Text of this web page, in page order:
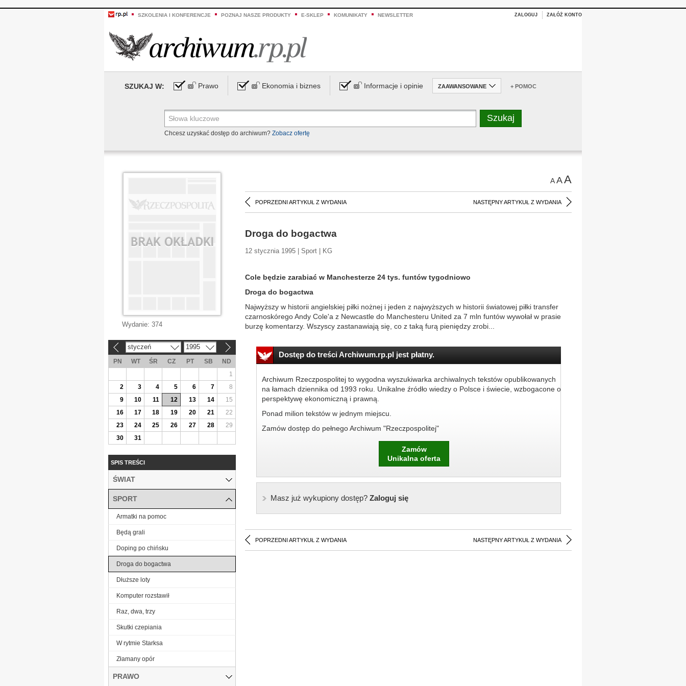
SZKOLENIA I KONFERENCJE POZNAJ NASZE PRODUKTY E-SKLEP KOMUNIKATY NEWSLETTER ZALOGUJ ZAŁÓŻ KONTO
SZUKAJ W: Prawo Ekonomia i biznes Informacje i opinie ZAAWANSOWANE + POMOC
Chcesz uzyskać dostęp do archiwum? Zobacz ofertę
AAA
POPRZEDNI ARTYKUŁ Z WYDANIA NASTĘPNY ARTYKUŁ Z WYDANIA
Droga do bogactwa
12 stycznia 1995 | Sport | KG
Cole będzie zarabiać w Manchesterze 24 tys. funtów tygodniowo
Droga do bogactwa
Najwyższy w historii angielskiej piłki nożnej i jeden z najwyższych w historii światowej piłki transfer
czarnoskórego Andy Cole'a z Newcastle do Manchesteru United za 7 mln funtów wywołał w prasie
burzę komentarzy. Wszyscy zastanawiają się, co z taką furą pieniędzy zrobi...
Dostęp do treści Archiwum.rp.pl jest płatny.
Archiwum Rzeczpospolitej to wygodna wyszukiwarka archiwalnych tekstów opublikowanych
na łamach dziennika od 1993 roku. Unikalne źródło wiedzy o Polsce i świecie, wzbogacone o
perspektywę ekonomiczną i prawną.
Ponad milion tekstów w jednym miejscu.
Zamów dostęp do pełnego Archiwum "Rzeczpospolitej"
Zamów
Unikalna oferta
Masz już wykupiony dostęp?Zaloguj się
POPRZEDNI ARTYKUŁ Z WYDANIA NASTĘPNY ARTYKUŁ Z WYDANIA
Wydanie: 374
styczeń 1995
PN WT ŚR CZ PT SB
ND
1
2
3 4 5 6 7
8
9
10 11 12 13 14
15
16
17 18 19 20 21
22
23
24 25 26 27 28
29
30
31
SPIS TREŚCI
ŚWIAT
SPORT
Armatki na pomoc
Będą grali
Doping po chińsku
Droga do bogactwa
Dłuższe loty
Komputer rozstawił
Raz, dwa, trzy
Skutki czepiania
W rytmie Starksa
Złamany opór
PRAWO